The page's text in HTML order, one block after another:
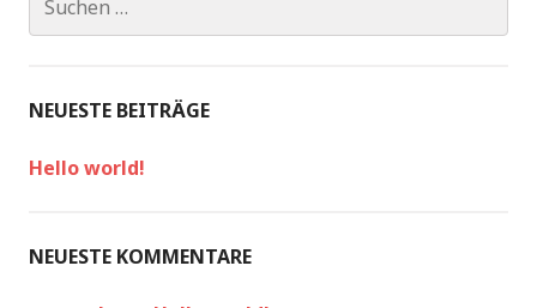
NEUESTE BEITRÄGE
Hello world!
NEUESTE KOMMENTARE